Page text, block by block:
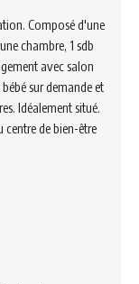
Composé d'une
chambre, 1 sdb
avec salon
sur demande et
Idéalement situé.
centre de bien-être